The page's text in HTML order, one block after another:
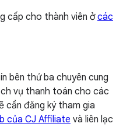
cấp cho thành viên ởcác
bên thứ ba chuyên cung
vụ thanh toán cho các
cần đăng ký tham gia
của CJ Affiliate và liên lạc